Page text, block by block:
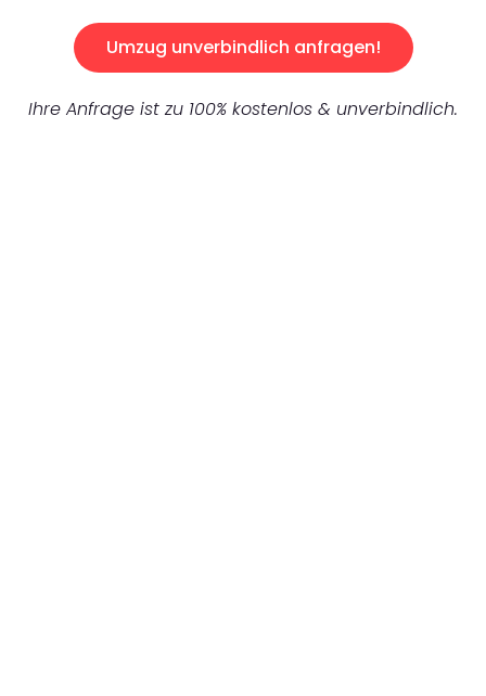
Umzug unverbindlich anfragen!
Ihre Anfrage ist zu 100% kostenlos & unverbindlich.